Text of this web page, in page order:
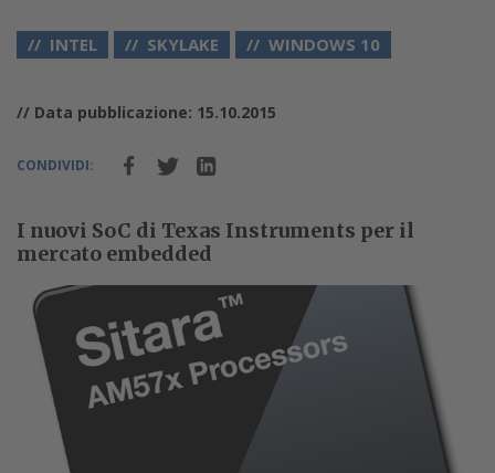
INTEL SKYLAKE WINDOWS 10
// Data pubblicazione: 15.10.2015
CONDIVIDI:
I nuovi SoC di Texas Instruments per il
mercato embedded